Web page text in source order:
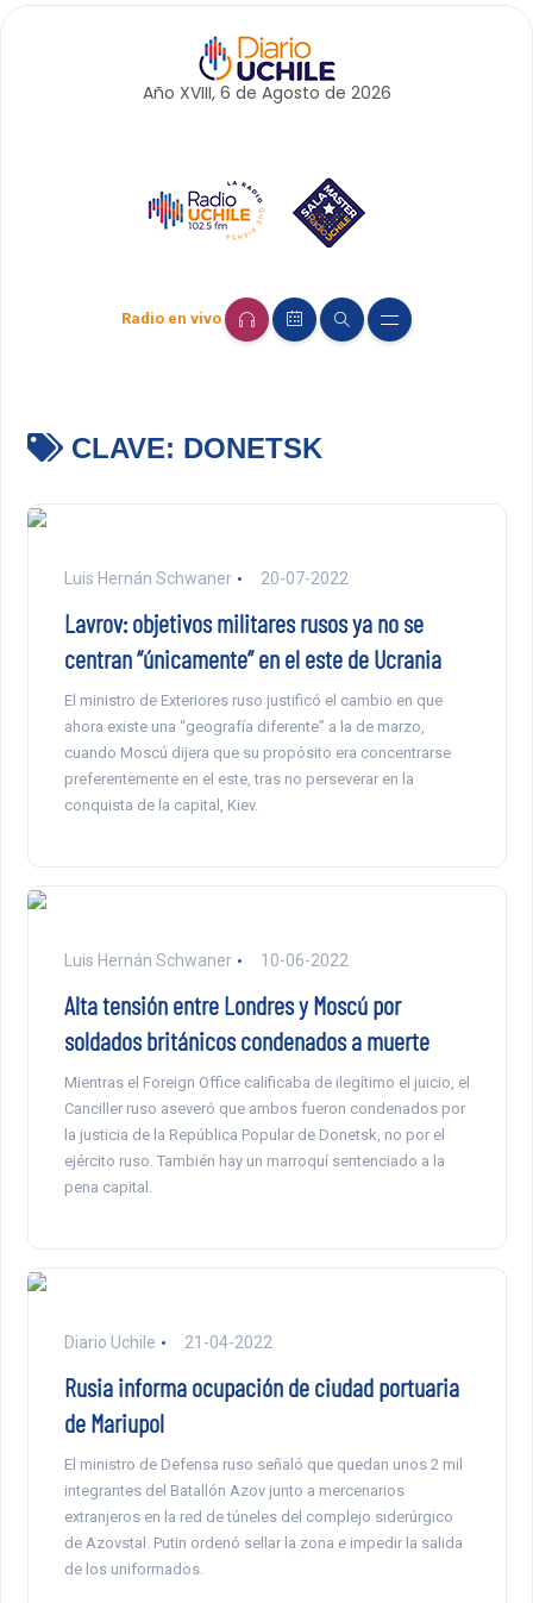
Año XVIII, 6 de Agosto de 2026
Radio en vivo
CLAVE: DONETSK
Luis Hernán Schwaner 20-07-2022
Lavrov: objetivos militares rusos ya no se
centran “únicamente” en el este de Ucrania
El ministro de Exteriores ruso justificó el cambio en que
ahora existe una “geografía diferente” a la de marzo,
cuando Moscú dijera que su propósito era concentrarse
preferentemente en el este, tras no perseverar en la
conquista de la capital, Kiev.
Luis Hernán Schwaner 10-06-2022
Alta tensión entre Londres y Moscú por
soldados británicos condenados a muerte
Mientras el Foreign Office calificaba de ilegítimo el juicio, el
Canciller ruso aseveró que ambos fueron condenados por
la justicia de la República Popular de Donetsk, no por el
ejército ruso. También hay un marroquí sentenciado a la
pena capital.
Diario Uchile 21-04-2022
Rusia informa ocupación de ciudad portuaria
de Mariupol
El ministro de Defensa ruso señaló que quedan unos 2 mil
integrantes del Batallón Azov junto a mercenarios
extranjeros en la red de túneles del complejo siderúrgico
de Azovstal. Putin ordenó sellar la zona e impedir la salida
de los uniformados.